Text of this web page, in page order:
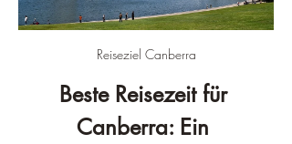
Reiseziel Canberra
Beste Reisezeit für
Canberra: Ein